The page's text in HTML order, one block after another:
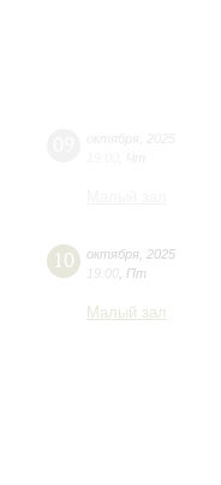
10 октября 2025
19:00 Пт
Малый зал